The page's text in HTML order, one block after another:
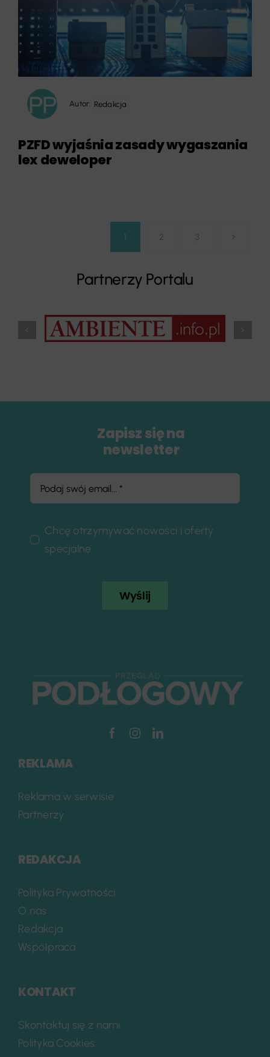
Autor: Redakcja
PZFD wyjaśnia zasady wygaszania
lex deweloper
1 2 3
Partnerzy Portalu
Zapisz się na
newsletter
Chcę otrzymywać nowości i oferty
specjalne
Wyślij
REKLAMA
Reklama w serwisie
Partnerzy
REDAKCJA
Polityka Prywatności
O nas
Redakcja
Współpraca
KONTAKT
Skontaktuj się z nami
Polityka Cookies